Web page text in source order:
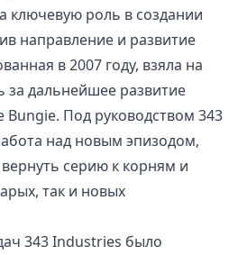
ключевую роль в создании
направление и развитие
в 2007 году, взяла на
за дальнейшее развитие
Bungie. Под руководством 343
над новым эпизодом,
серию к корням и
так и новых
343 Industries было